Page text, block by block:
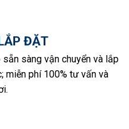
ĐẶT
sàng vận chuyển và lắp
miễn phí 100% tư vấn và